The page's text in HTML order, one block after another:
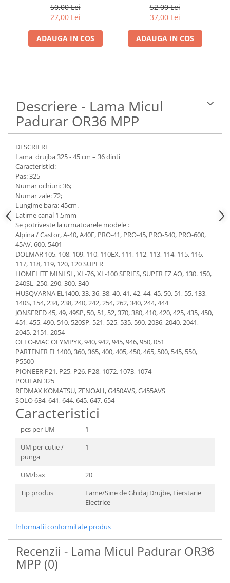
50,00 Lei
27,00 Lei
ADAUGA IN COS
52,00 Lei
37,00 Lei
ADAUGA IN COS
Descriere - Lama Micul
Padurar OR36 MPP
DESCRIERE
Lama drujba 325 - 45 cm – 36 dinti
Caracteristici:
Pas: 325
Numar ochiuri: 36;
Numar zale: 72;
Lungime bara: 45cm.
Latime canal 1.5mm
Se potriveste la urmatoarele modele :
Alpina / Castor, A-40, A40E, PRO-41, PRO-45, PRO-540, PRO-600,
45AV, 600, 5401
DOLMAR 105, 108, 109, 110, 110EX, 111, 112, 113, 114, 115, 116,
117, 118, 119, 120, 120 SUPER
HOMELITE MINI SL, XL-76, XL-100 SERIES, SUPER EZ AO, 130. 150,
240SL, 250, 290, 300, 340
HUSQVARNA EL1400, 33, 36, 38, 40, 41, 42, 44, 45, 50, 51, 55, 133,
140S, 154, 234, 238, 240, 242, 254, 262, 340, 244, 444
JONSERED 45, 49, 49SP, 50, 51, 52, 370, 380, 410, 420, 425, 435, 450,
451, 455, 490, 510, 520SP, 521, 525, 535, 590, 2036, 2040, 2041,
2045, 2151, 2054
OLEO-MAC OLYMPYK, 940, 942, 945, 946, 950, 051
PARTENER EL1400, 360, 365, 400, 405, 450, 465, 500, 545, 550,
P5500
PIONEER P21, P25, P26, P28, 1072, 1073, 1074
POULAN 325
REDMAX KOMATSU, ZENOAH, G450AVS, G455AVS
SOLO 634, 641, 644, 645, 647, 654
Caracteristici
pcs per UM
1
UM per cutie /
punga
1
UM/bax
20
Tip produs
Lame/Sine de Ghidaj Drujbe, Fierstarie
Electrice
Informatii conformitate produs
Recenzii - Lama Micul Padurar OR36
MPP (0)